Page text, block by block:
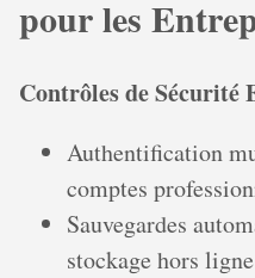
pour les
Contrôles de Sécurité
Authentification
comptes
Sauvegardes
stockage hors ligne